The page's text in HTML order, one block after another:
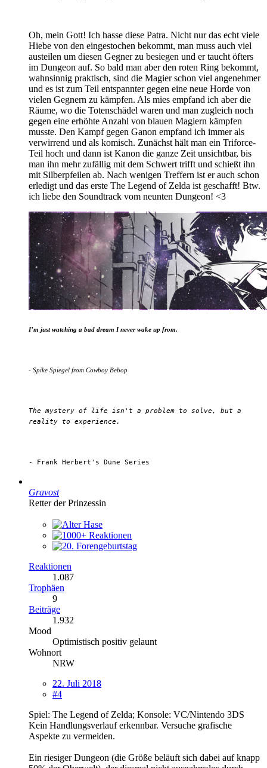
Oh, mein Gott! Ich hasse diese Patra. Nicht nur das echt viele
Hiebe von den eingestochen bekommt, man muss auch viel
austeilen um diesen Gegner zu besiegen und er taucht öfters
im Dungeon auf. So bald man aber den roten Ring bekommt,
wahnsinnig praktisch, sind die Magier schon viel angenehmer
und es ist zum Teil entspannter gegen eine neue Horde von
vielen Gegnern zu kämpfen. Als mies empfand ich aber die
Räume, wo die Totenschädel waren und man zugleich noch
gegen eine erhöhte Anzahl von blauen Magiern kämpfen
musste. Den Kampf gegen Ganon empfand ich immer als
verwirrend und als komisch. Zunächst hält man ein Triforce-
Teil hoch und dann ist Kanon die ganze Zeit unsichtbar, bis
man ihn mehr zufällig mit dem Schwert trifft und schießt ihn
mit Silberpfeilen ab. Nach wenigen Treffern ist er auch schon
erledigt und das erste The Legend of Zelda ist geschafft! Btw.
ich liebe den Soundtrack vom neunten Dungeon! <3
I’m just watching a bad dream I never wake up from.
- Spike Spiegel from Cowboy Bebop
The mystery of life isn't a problem to solve, but a
reality to experience.
- Frank Herbert's Dune Series
Gravost
Retter der Prinzessin
Reaktionen
1.087
Trophäen
9
Beiträge
1.932
Mood
Optimistisch positiv gelaunt
Wohnort
NRW
22. Juli 2018
#4
Spiel: The Legend of Zelda; Konsole: VC/Nintendo 3DS
Kein Handlungsverlauf erkennbar. Versuche grafische
Aspekte zu vermeiden.
Ein riesiger Dungeon (die Größe beläuft sich dabei auf knapp